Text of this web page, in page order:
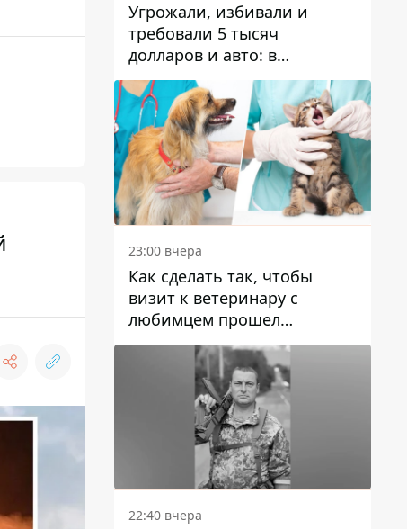
Угрожали, избивали и
требовали 5 тысяч
долларов и авто: в
Павлограде задержали двух
мужчин
23:00 вчера
Как сделать так, чтобы
визит к ветеринару с
любимцем прошел
спокойно: простые советы
22:40 вчера